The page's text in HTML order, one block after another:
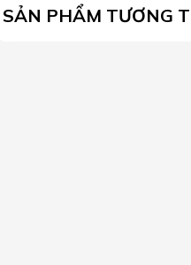
SẢN PHẨM TƯƠNG